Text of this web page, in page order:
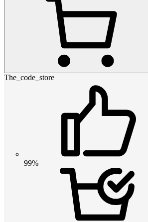
The_code_store
99%